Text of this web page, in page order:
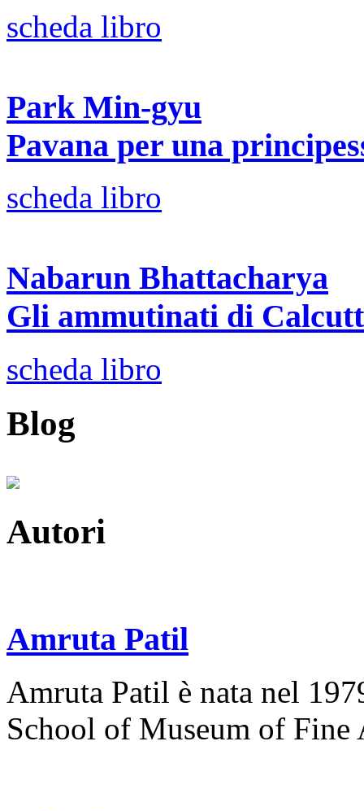
scheda libro
Park Min-gyu
Pavana per una
scheda libro
Nabarun Bhattacharya
Gli ammutinati di
scheda libro
Blog
Autori
Amruta Patil
Amruta Patil è nata nel
School of Museum of Fine